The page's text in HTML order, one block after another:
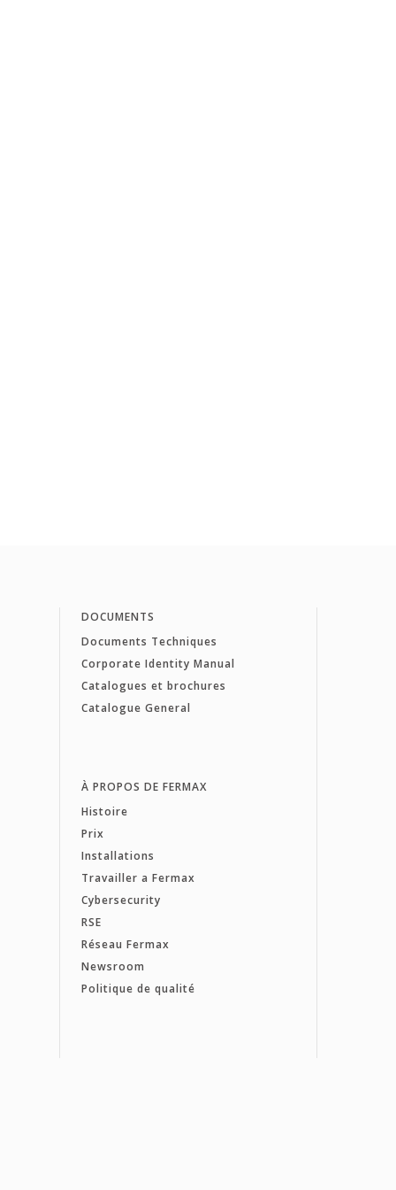
DOCUMENTS
Documents Techniques
Corporate Identity Manual
Catalogues et brochures
Catalogue General
À PROPOS DE FERMAX
Histoire
Prix
Installations
Travailler a Fermax
Cybersecurity
RSE
Réseau Fermax
Newsroom
Politique de qualité